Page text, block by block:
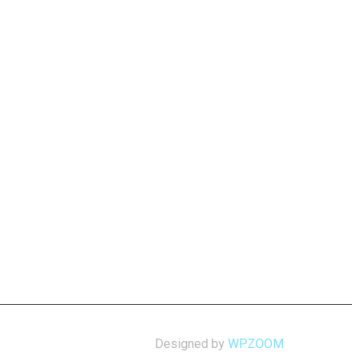
Designed by WPZOOM